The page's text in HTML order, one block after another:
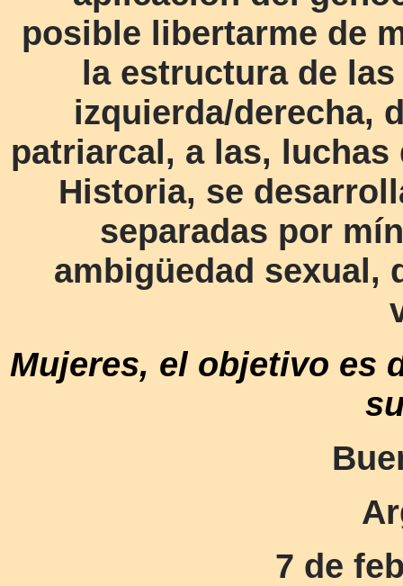
posible libertarme de
la estructura de
izquierda/derecha,
patriarcal, a las, luchas
Historia, se
separadas por
ambigüedad sexual,
Mujeres, el objetivo es
7 de